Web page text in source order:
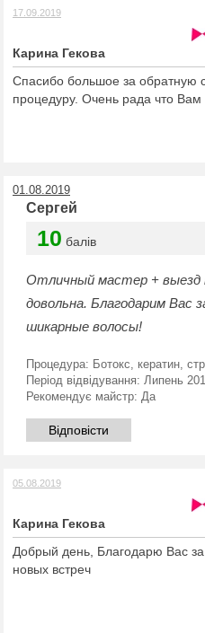
17.09.2019
Карина Гекова
Спасибо большое за обратную
процедуру. Очень рада что Вам
01.08.2019
Сергей
10 балів
Отличный мастер + выезд
довольна. Благодарим Вас
шикарные волосы!
Процедура: Ботокс, кератин,
Період відвідування: Липень
Рекомендує майстр: Да
Відповісти
05.08.2019
Карина Гекова
Добрый день, Благодарю Вас
новых встреч